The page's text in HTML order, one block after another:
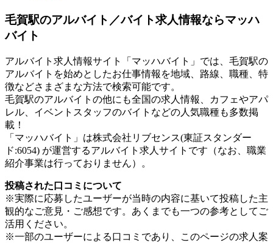
毛賀駅のアルバイト／バイト求人情報ならマッハ
バイト
アルバイト求人情報サイト「マッハバイト」では、毛賀駅の
アルバイトを始めとしたお仕事情報を地域、路線、職種、特
徴などさまざまな方法で検索可能です。
毛賀駅のアルバイトの他にも全国の求人情報、カフェやアパ
レル、イベントスタッフのバイトなどの人気職種も多数掲
載！
「マッハバイト」は株式会社リブセンス(東証スタンダー
ド:6054) が運営するアルバイト求人サイトです（なお、職業
紹介事業は行っておりません）。
投稿された口コミについて
※実際に応募したユーザーが当時の内容に基いて投稿した主
観的なご意見・ご感想です。あくまでも一つの参考としてご
活用ください。
※一部のユーザーによる口コミであり、このページの求人案